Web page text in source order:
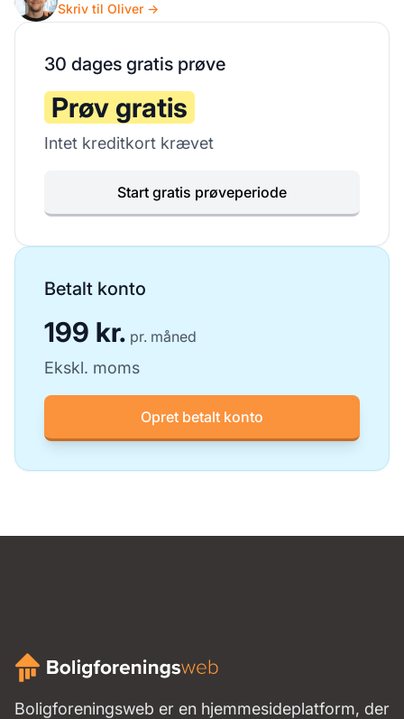
Skriv til Oliver →
30 dages gratis prøve
Prøv gratis
Intet kreditkort krævet
Start gratis prøveperiode
Betalt konto
199 kr. pr. måned
Ekskl. moms
Opret betalt konto
Boligforeningsweb er en hjemmesideplatform, der